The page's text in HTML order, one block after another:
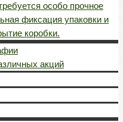
особо прочное
фиксация упаковки и
коробки.
акций